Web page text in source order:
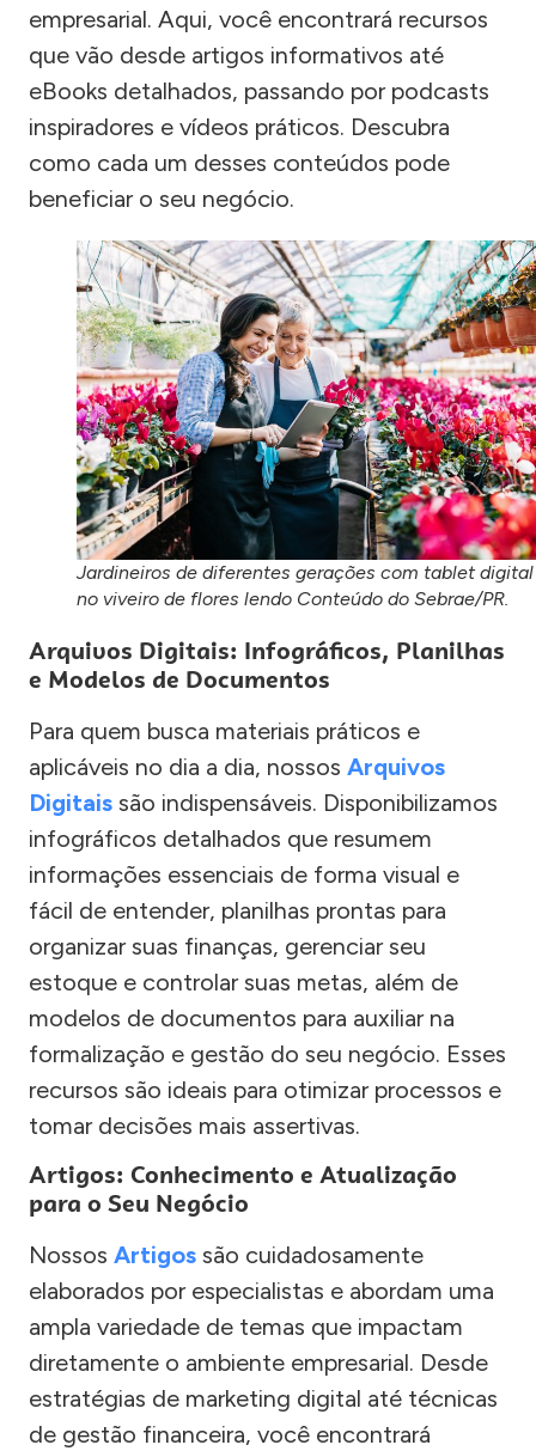
empresarial. Aqui, você encontrará recursos
que vão desde artigos informativos até
eBooks detalhados, passando por podcasts
inspiradores e vídeos práticos. Descubra
como cada um desses conteúdos pode
beneficiar o seu negócio.
Jardineiros de diferentes gerações com tablet digital
no viveiro de flores lendo Conteúdo do Sebrae/PR.
Arquivos Digitais: Infográficos, Planilhas
e Modelos de Documentos
Para quem busca materiais práticos e
aplicáveis no dia a dia, nossos Arquivos
Digitais são indispensáveis. Disponibilizamos
infográficos detalhados que resumem
informações essenciais de forma visual e
fácil de entender, planilhas prontas para
organizar suas finanças, gerenciar seu
estoque e controlar suas metas, além de
modelos de documentos para auxiliar na
formalização e gestão do seu negócio. Esses
recursos são ideais para otimizar processos e
tomar decisões mais assertivas.
Artigos: Conhecimento e Atualização
para o Seu Negócio
Nossos Artigos são cuidadosamente
elaborados por especialistas e abordam uma
ampla variedade de temas que impactam
diretamente o ambiente empresarial. Desde
estratégias de marketing digital até técnicas
de gestão financeira, você encontrará